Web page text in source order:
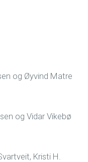
og Øyvind Matre
og Vidar Vikebø
Kristi H.